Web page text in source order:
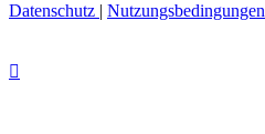
Datenschutz | Nutzungsbedingungen